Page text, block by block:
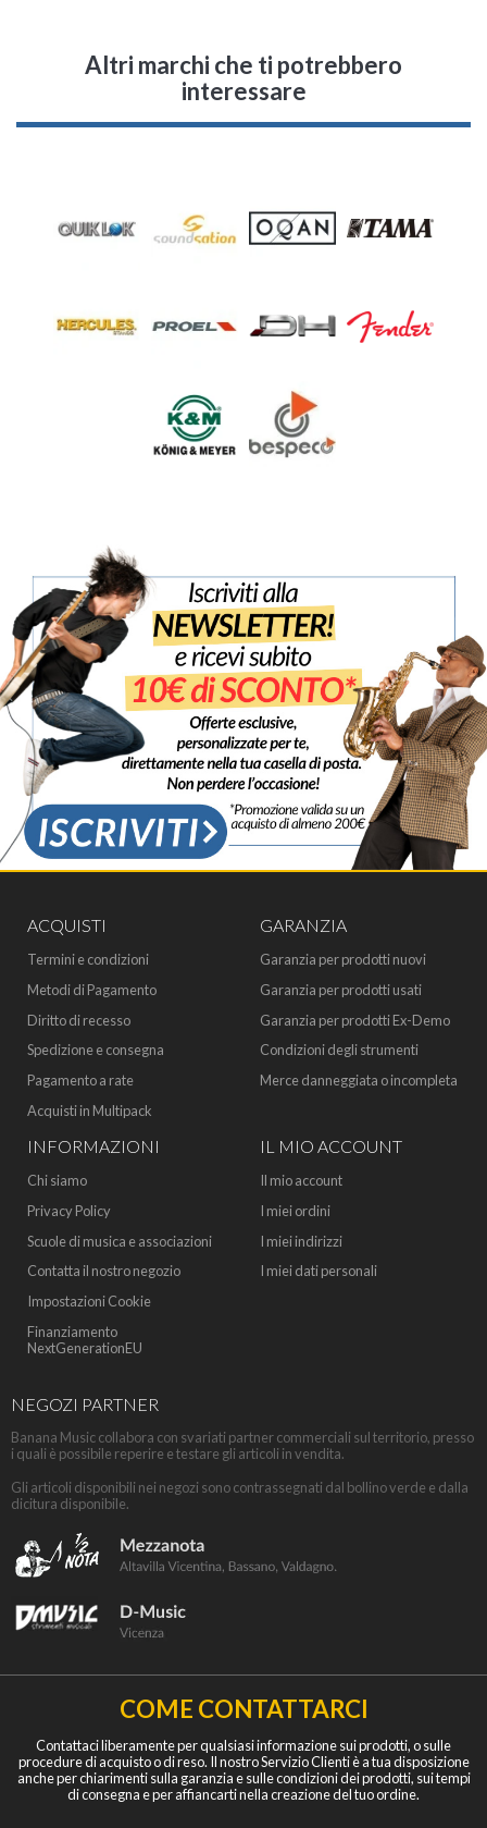
Altri marchi che ti potrebbero
interessare
ACQUISTI
Termini e condizioni
Metodi di Pagamento
Diritto di recesso
Spedizione e consegna
Pagamento a rate
Acquisti in Multipack
GARANZIA
Garanzia per prodotti nuovi
Garanzia per prodotti usati
Garanzia per prodotti Ex-Demo
Condizioni degli strumenti
Merce danneggiata o incompleta
INFORMAZIONI
Chi siamo
Privacy Policy
Scuole di musica e associazioni
Contatta il nostro negozio
Impostazioni Cookie
Finanziamento
NextGenerationEU
IL MIO ACCOUNT
Il mio account
I miei ordini
I miei indirizzi
I miei dati personali
NEGOZI PARTNER
Banana Music collabora con svariati partner commerciali sul territorio, presso
i quali è possibile reperire e testare gli articoli in vendita.
Gli articoli disponibili nei negozi sono contrassegnati dal bollino verde e dalla
dicitura disponibile.
COME CONTATTARCI
Contattaci liberamente per qualsiasi informazione sui prodotti, o sulle
procedure di acquisto o di reso. Il nostro Servizio Clienti è a tua disposizione
anche per chiarimenti sulla garanzia e sulle condizioni dei prodotti, sui tempi
di consegna e per affiancarti nella creazione del tuo ordine.